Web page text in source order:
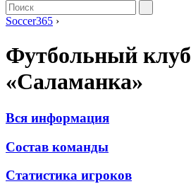
Soccer365 ›
Футбольный клуб
«Саламанка»
Вся информация
Состав команды
Статистика игроков